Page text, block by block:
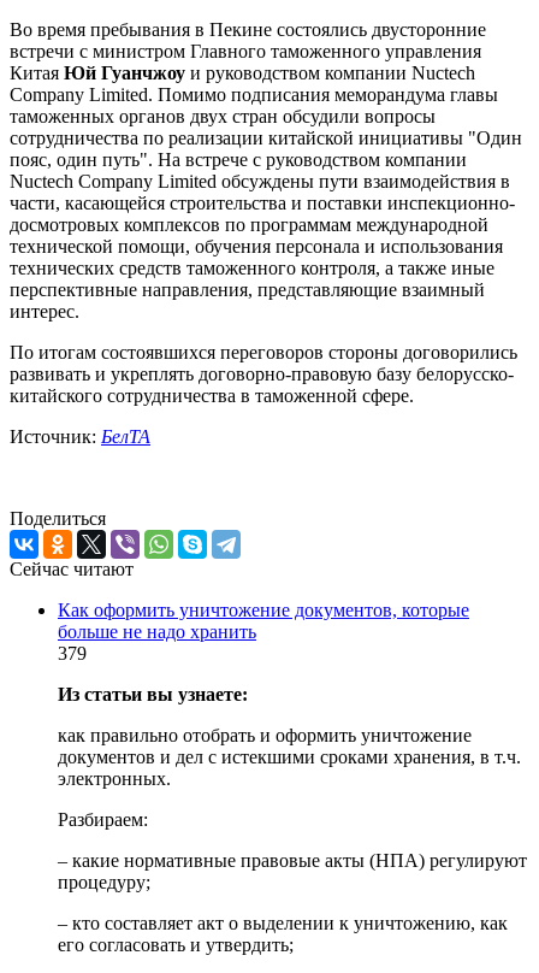
Во время пребывания в Пекине состоялись двусторонние
встречи с министром Главного таможенного управления
Китая Юй Гуанчжоу и руководством компании Nuctech
Company Limited. Помимо подписания меморандума главы
таможенных органов двух стран обсудили вопросы
сотрудничества по реализации китайской инициативы "Один
пояс, один путь". На встрече с руководством компании
Nuctech Company Limited обсуждены пути взаимодействия в
части, касающейся строительства и поставки инспекционно-
досмотровых комплексов по программам международной
технической помощи, обучения персонала и использования
технических средств таможенного контроля, а также иные
перспективные направления, представляющие взаимный
интерес.
По итогам состоявшихся переговоров стороны договорились
развивать и укреплять договорно-правовую базу белорусско-
китайского сотрудничества в таможенной сфере.
Источник: БелТА
Поделиться
Сейчас читают
Как оформить уничтожение документов, которые
больше не надо хранить
379
Из статьи вы узнаете:
как правильно отобрать и оформить уничтожение
документов и дел с истекшими сроками хранения, в т.ч.
электронных.
Разбираем:
– какие нормативные правовые акты (НПА) регулируют
процедуру;
– кто составляет акт о выделении к уничтожению, как
его согласовать и утвердить;